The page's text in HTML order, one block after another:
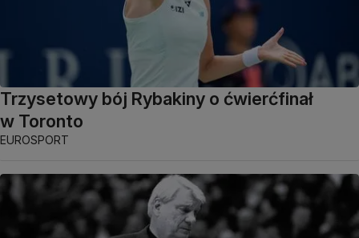
Trzysetowy bój Rybakiny o ćwierćfinał
w Toronto
EUROSPORT